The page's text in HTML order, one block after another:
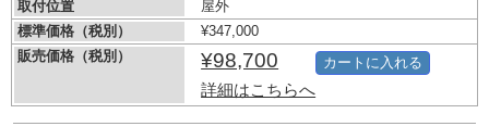
取付位置
屋外
標準価格（税別）
¥347,000
販売価格（税別）
¥98,700
詳細はこちらへ
カートに入れる